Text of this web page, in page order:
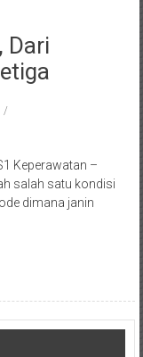
Dari
Keperawatan –
salah satu kondisi
dimana janin